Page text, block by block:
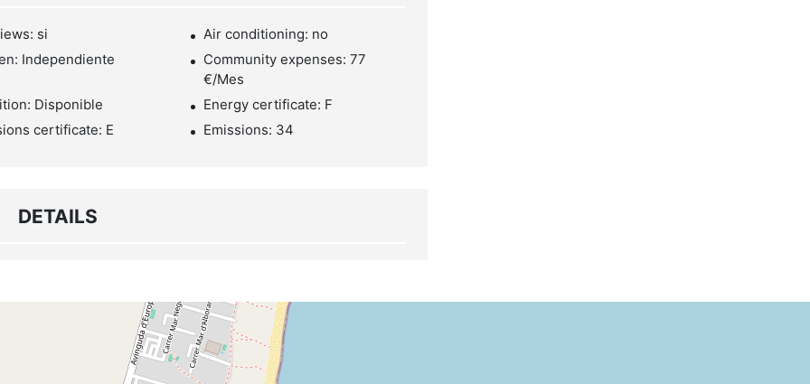
si
Air conditioning: no
Independiente
Community expenses: 77
€/Mes
Disponible
Energy certificate: F
certificate: E
Emissions: 34
DETAILS